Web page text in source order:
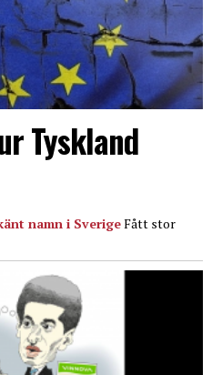
Tyskland
namn i SverigeFått stor